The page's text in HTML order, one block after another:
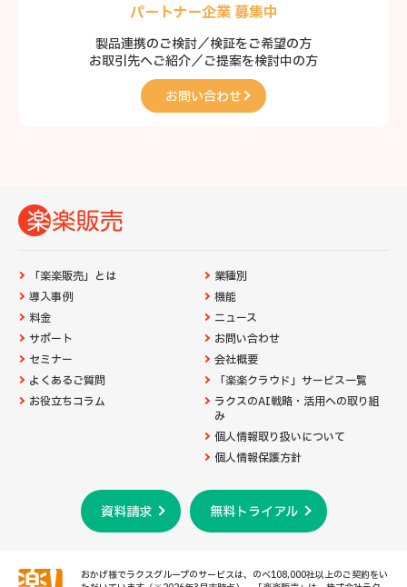
パートナー企業 募集中
製品連携のご検討／検証をご希望の方
お取引先へご紹介／ご提案を検討中の方
お問い合わせ
「楽楽販売」とは
導入事例
料金
サポート
セミナー
よくあるご質問
お役立ちコラム
業種別
機能
ニュース
お問い合わせ
会社概要
「楽楽クラウド」サービス一覧
ラクスのAI戦略・活用への取り組
み
個人情報取り扱いについて
個人情報保護方針
資料請求 無料トライアル
おかげ様でラクスグループのサービスは、のべ108,000社以上のご契約をい